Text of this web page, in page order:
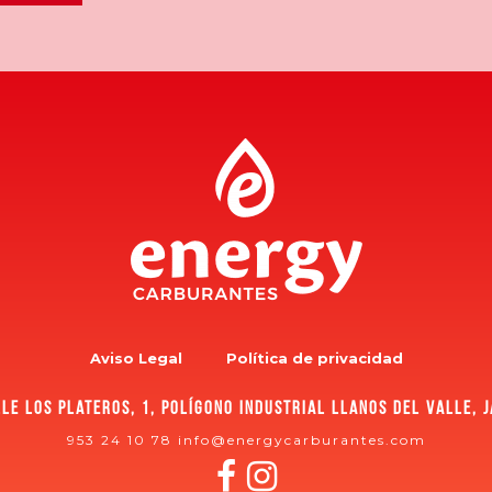
Aviso Legal Política de privacidad
los plateros, 1, polígono industrial Llanos del Valle,
953 24 10 78 info@energycarburantes.com